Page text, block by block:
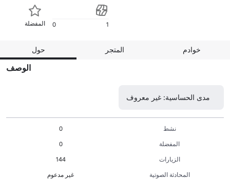
المفضلة 0 1
حول المتجر خوادم
الوصف
مدى الحساسية: غير معروف
نشط
0
المفضلة
0
الزيارات
144
المحادثة الصوتية
غير مدعوم